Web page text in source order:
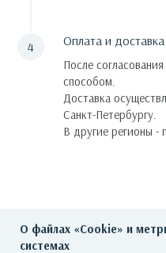
Оплата и доставка
После
способом.
Доставка
Санкт-Петербургу.
В другие регионы -
О файлах «Cookie» и
системах